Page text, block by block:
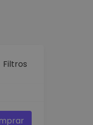
Filtros